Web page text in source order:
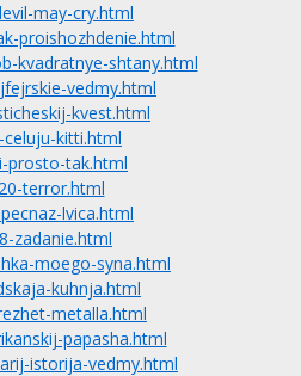
may-cry.html
proishozhdenie.html
kvadratnye-shtany.html
vedmy.html
kvest.html
kitti.html
prosto-tak.html
terror.html
lvica.html
zadanie.html
moego-syna.html
kuhnja.html
metalla.html
papasha.html
istorija-vedmy.html